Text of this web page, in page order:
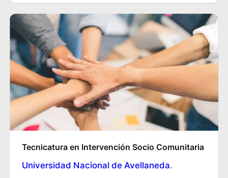
Tecnicatura en Intervención Socio Comunitaria
Universidad Nacional de Avellaneda.